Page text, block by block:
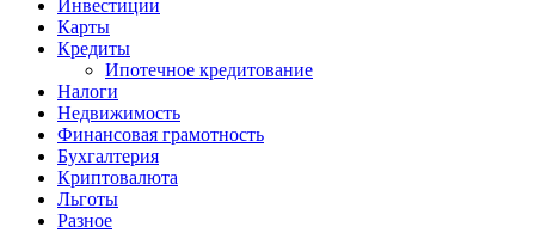
Инвестиции
Карты
Кредиты
Ипотечное кредитование
Налоги
Недвижимость
Финансовая грамотность
Бухгалтерия
Криптовалюта
Льготы
Разное